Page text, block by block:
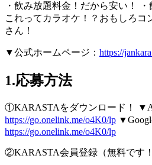
・飲み放題料金！だから安い！
これってカラオケ！？おもしろコ
さん！
▼公式ホームページ： https://
1.応募方法
①KARASTAをダウンロード！
https://go.onelink.me/o4K0/lp
https://go.onelink.me/o4K0/lp
②KARASTA会員登録（無料です！